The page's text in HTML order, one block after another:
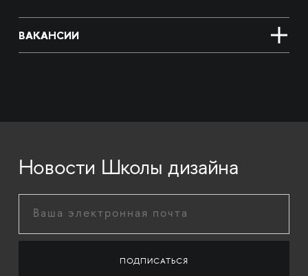
ВАКАНСИИ
Новости Школы дизайна